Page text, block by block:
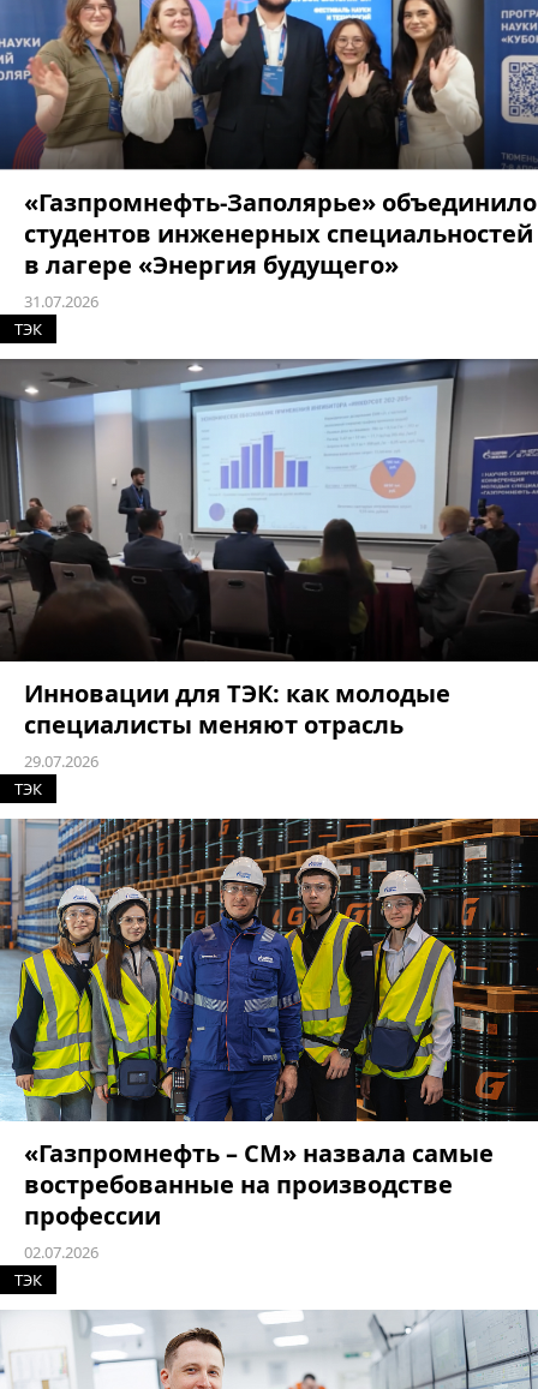
«Газпромнефть-Заполярье» объединило
студентов инженерных специальностей
в лагере «Энергия будущего»
31.07.2026
ТЭК
Инновации для ТЭК: как молодые
специалисты меняют отрасль
29.07.2026
ТЭК
«Газпромнефть – СМ» назвала самые
востребованные на производстве
профессии
02.07.2026
ТЭК